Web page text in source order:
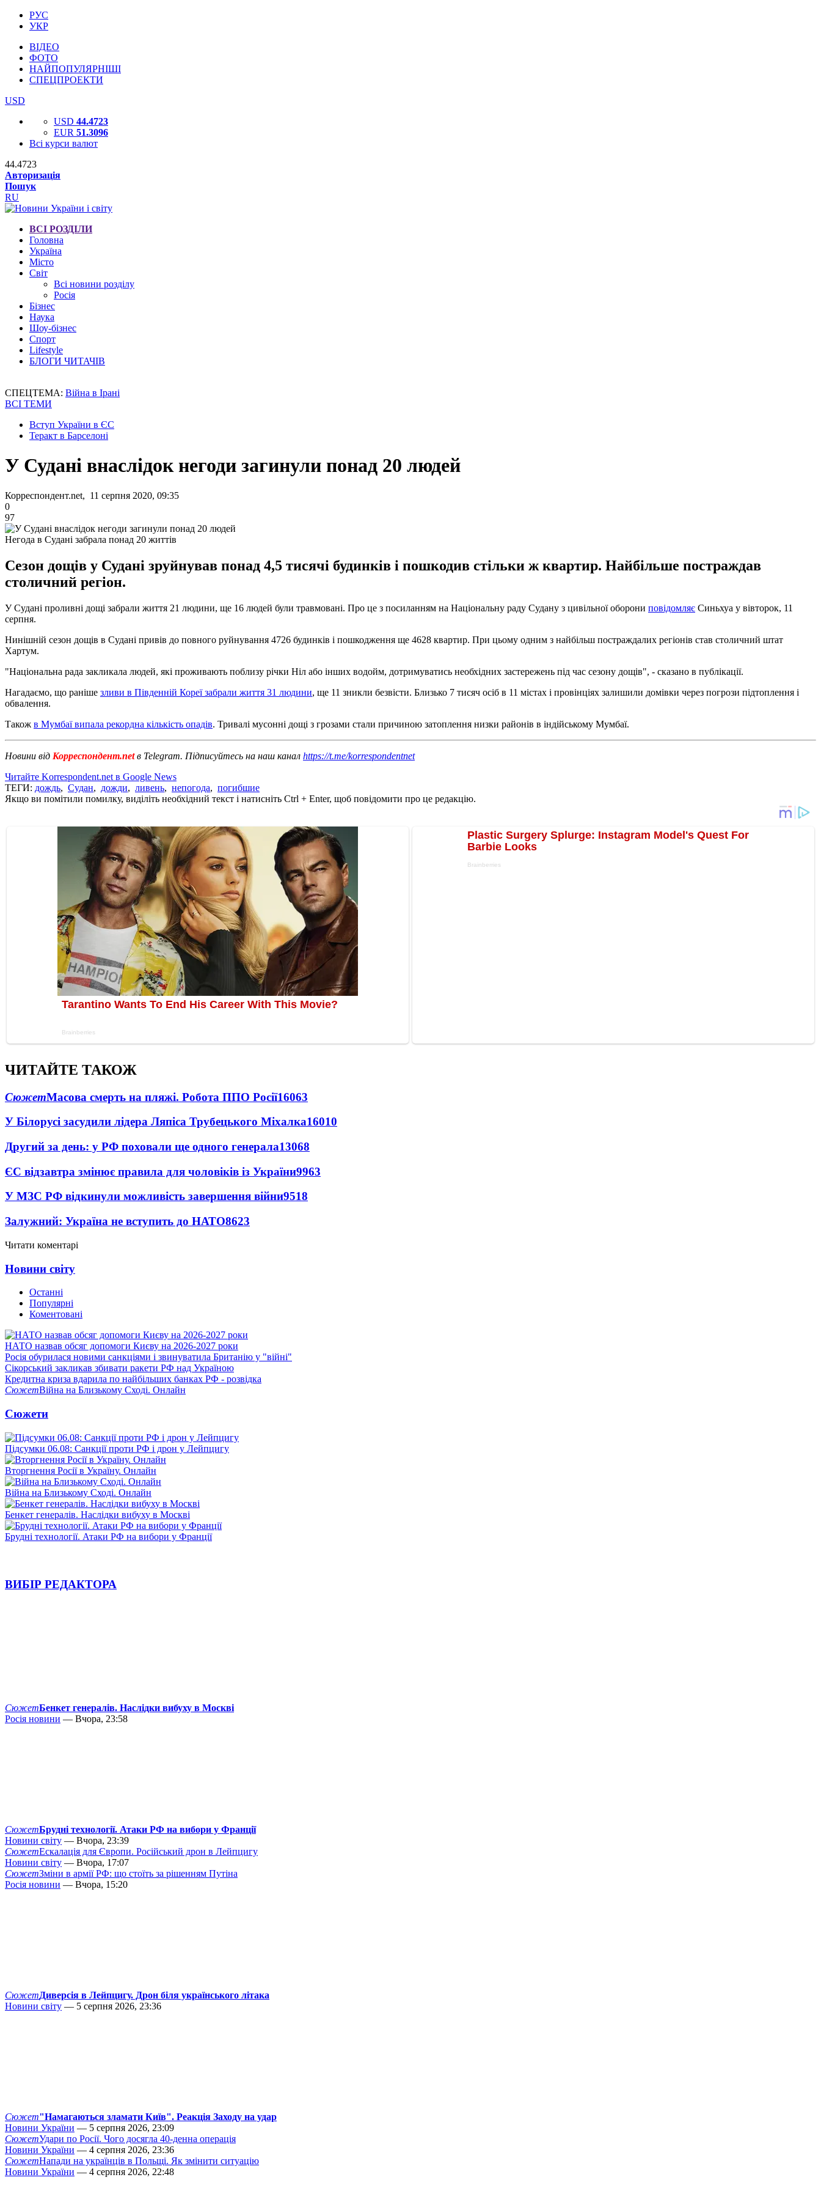
РУС
УКР
ВІДЕО
ФОТО
НАЙПОПУЛЯРНІШІ
СПЕЦПРОЕКТИ
USD
USD 44.4723
EUR 51.3096
Всі курси валют
44.4723
Авторизація
Пошук
RU
ВСІ РОЗДІЛИ
Головна
Україна
Місто
Світ
Всі новини розділу
Росія
Бізнес
Наука
Шоу-бізнес
Спорт
Lifestyle
БЛОГИ ЧИТАЧІВ
СПЕЦТЕМА: Війна в Ірані
ВСІ ТЕМИ
Вступ України в ЄС
Теракт в Барселоні
У Судані внаслідок негоди загинули понад 20 людей
Корреспондент.net, 11 серпня 2020, 09:35
0
97
Негода в Судані забрала понад 20 життів
Сезон дощів у Судані зруйнував понад 4,5 тисячі будинків і пошкодив стільки ж квартир. Найбільше постраждав
столичний регіон.
У Судані проливні дощі забрали життя 21 людини, ще 16 людей були травмовані. Про це з посиланням на Національну раду Судану з цивільної оборони повідомляє Синьхуа у вівторок, 11
серпня.
Нинішній сезон дощів в Судані привів до повного руйнування 4726 будинків і пошкодження ще 4628 квартир. При цьому одним з найбільш постраждалих регіонів став столичний штат
Хартум.
"Національна рада закликала людей, які проживають поблизу річки Ніл або інших водойм, дотримуватись необхідних застережень під час сезону дощів", ​​- сказано в публікації.
Нагадаємо, що раніше зливи в Південній Кореї забрали життя 31 людини, ще 11 зникли безвісти. Близько 7 тисяч осіб в 11 містах і провінціях залишили домівки через погрози підтоплення і
обвалення.
Також в Мумбаї випала рекордна кількість опадів. Тривалі мусонні дощі з грозами стали причиною затоплення низки районів в індійському Мумбаї.
Новини від Корреспондент.netв Telegram. Підписуйтесь на наш канал https://t.me/korrespondentnet
Читайте Korrespondent.net в Google News
ТЕГИ: дождь, Судан, дожди, ливень, непогода, погибшие
Якщо ви помітили помилку, виділіть необхідний текст і натисніть Ctrl + Enter, щоб повідомити про це редакцію.
ЧИТАЙТЕ ТАКОЖ
СюжетМасова смерть на пляжі. Робота ППО Росії16063
У Білорусі засудили лідера Ляпіса Трубецького Міхалка16010
Другий за день: у РФ поховали ще одного генерала13068
ЄС відзавтра змінює правила для чоловіків із України9963
У МЗС РФ відкинули можливість завершення війни9518
Залужний: Україна не вступить до НАТО8623
Читати коментарі
Новини світу
Останні
Популярні
Коментовані
НАТО назвав обсяг допомоги Києву на 2026-2027 роки
Росія обурилася новими санкціями і звинуватила Британію у "війні"
Сікорський закликав збивати ракети РФ над Україною
Кредитна криза вдарила по найбільших банках РФ - розвідка
СюжетВійна на Близькому Сході. Онлайн
Сюжети
Підсумки 06.08: Санкції проти РФ і дрон у Лейпцигу
Вторгнення Росії в Україну. Онлайн
Війна на Близькому Сході. Онлайн
Бенкет генералів. Наслідки вибуху в Москві
Брудні технології. Атаки РФ на вибори у Франції
ВИБІР РЕДАКТОРА
СюжетБенкет генералів. Наслідки вибуху в Москві
Росія новини — Вчора, 23:58
СюжетБрудні технології. Атаки РФ на вибори у Франції
Новини світу — Вчора, 23:39
СюжетЕскалація для Європи. Російський дрон в Лейпцигу
Новини світу — Вчора, 17:07
СюжетЗміни в армії РФ: що стоїть за рішенням Путіна
Росія новини — Вчора, 15:20
СюжетДиверсія в Лейпцигу. Дрон біля українського літака
Новини світу — 5 серпня 2026, 23:36
Сюжет"Намагаються зламати Київ". Реакція Заходу на удар
Новини України — 5 серпня 2026, 23:09
СюжетУдари по Росії. Чого досягла 40-денна операція
Новини України — 4 серпня 2026, 23:36
СюжетНапади на українців в Польщі. Як змінити ситуацію
Новини України — 4 серпня 2026, 22:48